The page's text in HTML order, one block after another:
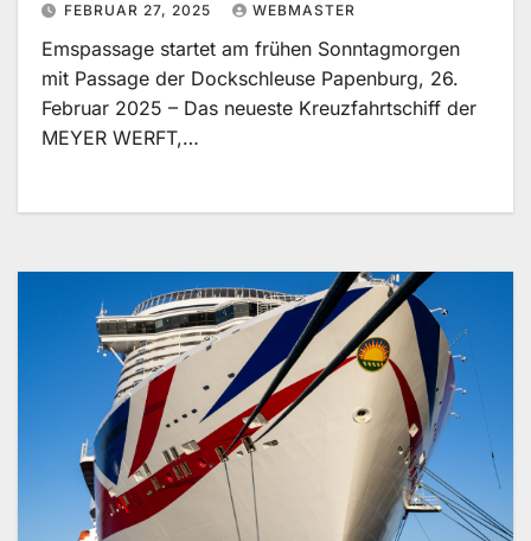
FEBRUAR 27, 2025 WEBMASTER
Emspassage startet am frühen Sonntagmorgen
mit Passage der Dockschleuse Papenburg, 26.
Februar 2025 – Das neueste Kreuzfahrtschiff der
MEYER WERFT,…